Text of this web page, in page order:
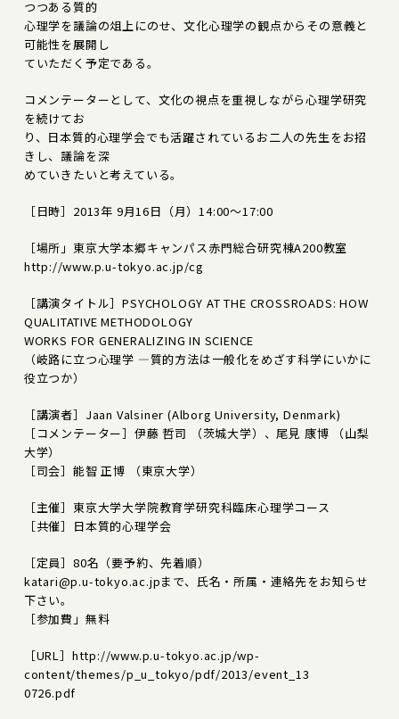
つつある質的
心理学を議論の俎上にのせ、文化心理学の観点からその意義と
可能性を展開し
ていただく予定である。
コメンテーターとして、文化の視点を重視しながら心理学研究
を続けてお
り、日本質的心理学会でも活躍されているお二人の先生をお招
きし、議論を深
めていきたいと考えている。
［日時］2013年 9月16日（月）14:00～17:00
［場所」東京大学本郷キャンパス赤門総合研究棟A200教室
http://www.p.u-tokyo.ac.jp/cg
［講演タイトル］PSYCHOLOGY AT THE CROSSROADS: HOW
QUALITATIVE METHODOLOGY
WORKS FOR GENERALIZING IN SCIENCE
（岐路に立つ心理学 ―質的方法は一般化をめざす科学にいかに
役立つか）
［講演者］Jaan Valsiner (Alborg University, Denmark)
［コメンテーター］伊藤 哲司 （茨城大学）、尾見 康博 （山梨
大学）
［司会］能智 正博 （東京大学）
［主催］東京大学大学院教育学研究科臨床心理学コース
［共催］日本質的心理学会
［定員］80名（要予約、先着順）
katari@p.u-tokyo.ac.jpまで、氏名・所属・連絡先をお知らせ
下さい。
［参加費」無料
［URL］http://www.p.u-tokyo.ac.jp/wp-
content/themes/p_u_tokyo/pdf/2013/event_13
0726.pdf